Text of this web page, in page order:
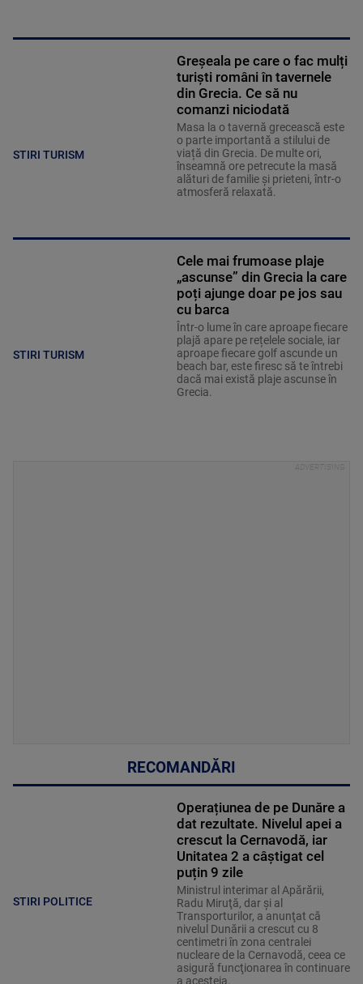
STIRI TURISM
Greșeala pe care o fac mulți
turiști români în tavernele
din Grecia. Ce să nu
comanzi niciodată
Masa la o tavernă grecească este
o parte importantă a stilului de
viață din Grecia. De multe ori,
înseamnă ore petrecute la masă
alături de familie și prieteni, într-o
atmosferă relaxată.
STIRI TURISM
Cele mai frumoase plaje
„ascunse” din Grecia la care
poți ajunge doar pe jos sau
cu barca
Într-o lume în care aproape fiecare
plajă apare pe rețelele sociale, iar
aproape fiecare golf ascunde un
beach bar, este firesc să te întrebi
dacă mai există plaje ascunse în
Grecia.
RECOMANDĂRI
STIRI POLITICE
Operațiunea de pe Dunăre a
dat rezultate. Nivelul apei a
crescut la Cernavodă, iar
Unitatea 2 a câștigat cel
puțin 9 zile
Ministrul interimar al Apărării,
Radu Miruţă, dar şi al
Transporturilor, a anunţat că
nivelul Dunării a crescut cu 8
centimetri în zona centralei
nucleare de la Cernavodă, ceea ce
asigură funcţionarea în continuare
a acesteia.